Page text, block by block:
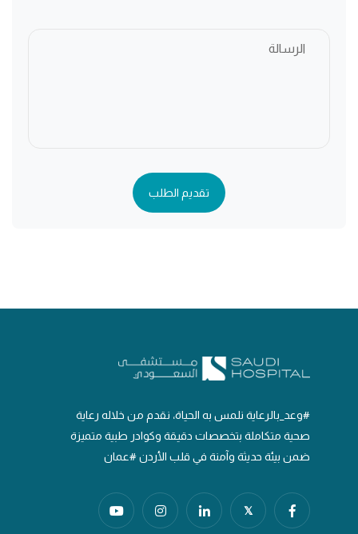
تقديم الطلب
#وعد_بالرعاية نلمس به الحياة، نقدم من خلاله رعاية
صحية متكاملة بتخصصات دقيقة وكوادر طبية متميزة
ضمن بيئة حديثة وآمنة في قلب الأردن #عمان
𝕏